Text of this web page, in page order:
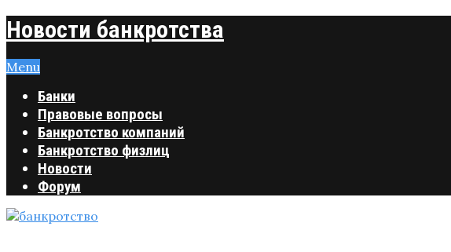
Новости банкротства
Menu
Банки
Правовые вопросы
Банкротство компаний
Банкротство физлиц
Новости
Форум